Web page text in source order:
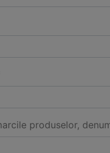
produselor,